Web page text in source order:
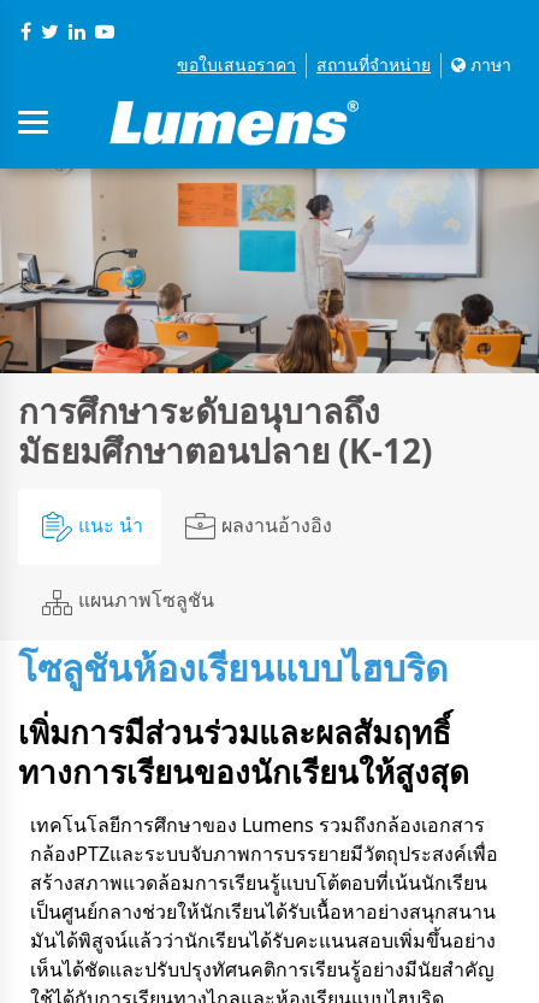
ขอใบเสนอราคา สถานที่จําหน่าย ภาษา
การศึกษาระดับอนุบาลถึง
มัธยมศึกษาตอนปลาย (K-12)
แนะ นำ ผลงานอ้างอิง
แผนภาพโซลูชัน
โซลูชันห้องเรียนแบบไฮบริด
เพิ่มการมีส่วนร่วมและผลสัมฤทธิ์
ทางการเรียนของนักเรียนให้สูงสุด
เทคโนโลยีการศึกษาของ Lumens รวมถึงกล้องเอกสาร
กล้องPTZและระบบจับภาพการบรรยายมีวัตถุประสงค์เพื่อ
สร้างสภาพแวดล้อมการเรียนรู้แบบโต้ตอบที่เน้นนักเรียน
เป็นศูนย์กลางช่วยให้นักเรียนได้รับเนื้อหาอย่างสนุกสนาน
มันได้พิสูจน์แล้วว่านักเรียนได้รับคะแนนสอบเพิ่มขึ้นอย่าง
เห็นได้ชัดและปรับปรุงทัศนคติการเรียนรู้อย่างมีนัยสําคัญ
ใช้ได้กับการเรียนทางไกลและห้องเรียนแบบไฮบริด